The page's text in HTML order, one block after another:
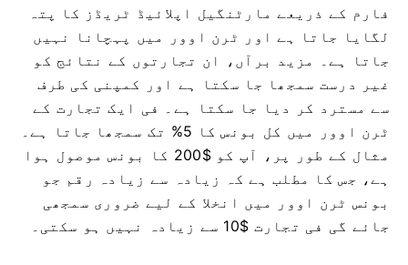
فارم کے ذریعے مارٹنگیل اپلائیڈ ٹریڈز کا پتہ
لگایا جاتا ہے اور ٹرن اوور میں پہچانا نہیں
جاتا ہے۔ مزید برآں، ان تجارتوں کے نتائج کو
غیر درست سمجھا جا سکتا ہے اور کمپنی کی طرف
سے مسترد کر دیا جا سکتا ہے۔ فی ایک تجارت کے
ٹرن اوور میں کل بونس کا 5% تک سمجھا جاتا ہے۔
مثال کے طور پر، آپ کو $200 کا بونس موصول ہوا
ہے، جس کا مطلب ہے کہ زیادہ سے زیادہ رقم جو
بونس ٹرن اوور میں انخلا کے لیے ضروری سمجھی
جائے گی فی تجارت $10 سے زیادہ نہیں ہو سکتی۔